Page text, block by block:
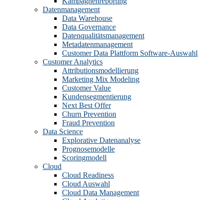
Datenmanagement
Data Warehouse
Data Governance
Datenqualitätsmanagement
Metadatenmanagement
Customer Data Plattform Software-Auswahl
Customer Analytics
Attributionsmodellierung
Marketing Mix Modeling
Customer Value
Kundensegmentierung
Next Best Offer
Churn Prevention
Fraud Prevention
Data Science
Explorative Datenanalyse
Prognosemodelle
Scoringmodell
Cloud
Cloud Readiness
Cloud Auswahl
Cloud Data Management